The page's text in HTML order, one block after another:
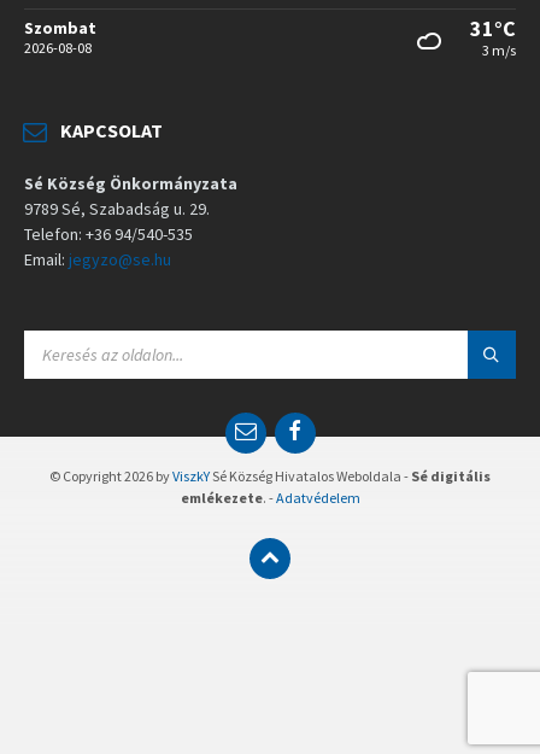
Szombat
2026-08-08
31°C
3 m/s
KAPCSOLAT
Sé Község Önkormányzata
9789 Sé, Szabadság u. 29.
Telefon: +36 94/540-535
Email: jegyzo@se.hu
A
E
m
a
i
l
F
a
c
e
b
© Copyright 2026 byViszkYSé Község Hivatalos Weboldala - Sé digitális
emlékezete. -Adatvédelem